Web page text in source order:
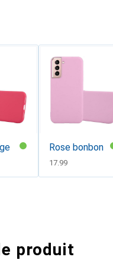
Rose bonbon
CHF
17.99
produit